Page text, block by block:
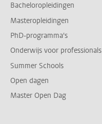
Bacheloropleidingen
Masteropleidingen
PhD-programma's
Onderwijs voor professionals
Summer Schools
Open dagen
Master Open Dag